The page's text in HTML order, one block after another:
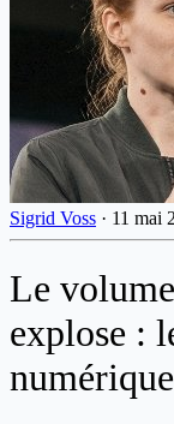
Sigrid Voss · 11 mai
Le
explose :